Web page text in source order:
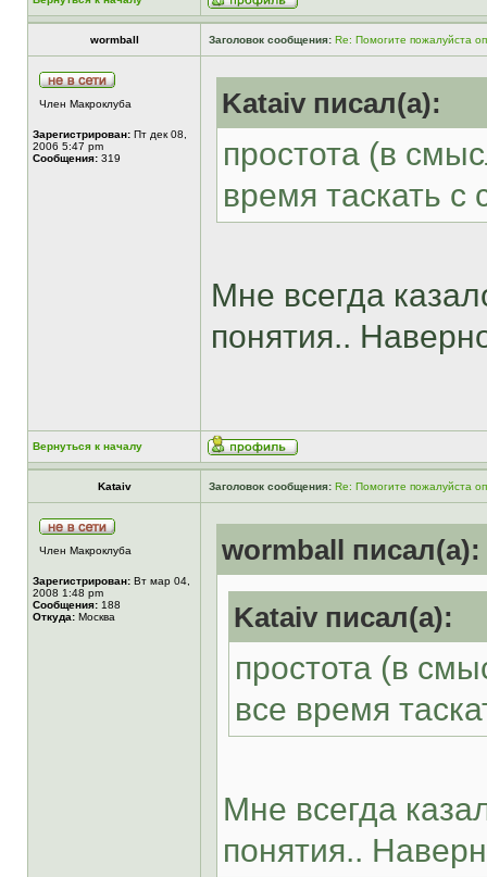
wormball Заголовок сообщения: Re: Помогите пожалуйста
Член Макроклуба
Зарегистрирован: Пт дек 08,
2006 5:47 pm
Сообщения: 319
Kataiv писал(а):
простота (в
время таскать с
Мне всегда
понятия..
Вернуться к началу
Kataiv Заголовок сообщения: Re: Помогите пожалуйста
Член Макроклуба
Зарегистрирован: Вт мар 04,
2008 1:48 pm
Сообщения: 188
Откуда: Москва
wormball писал(а):
Kataiv писал(а):
простота (в
все время
Мне всегда
понятия..